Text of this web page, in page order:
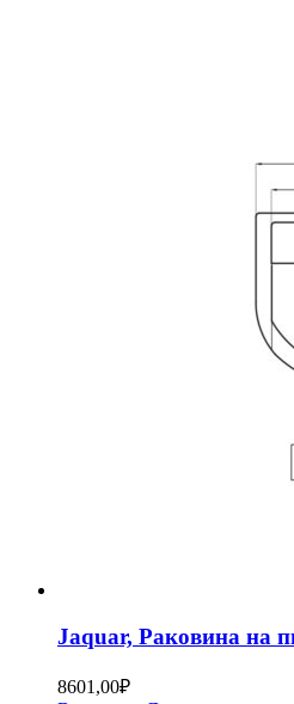
Jaquar, Раковина на
8601,00₽